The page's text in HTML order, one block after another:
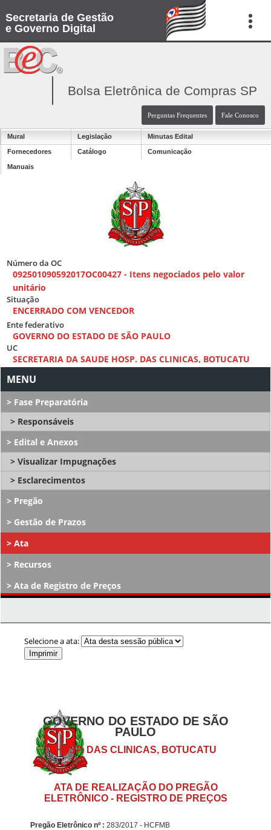
Secretaria de Gestão
e Governo Digital
Bolsa Eletrônica de Compras SP
Perguntas Frequentes Fale Conosco
Mural Legislação Minutas Edital
Fornecedores Catálogo Comunicação
Manuais
Número da OC
092501090592017OC00427 - Itens negociados pelo valor
unitário
Situação
ENCERRADO COM VENCEDOR
Ente federativo
GOVERNO DO ESTADO DE SÃO PAULO
UC
SECRETARIA DA SAUDE HOSP. DAS CLINICAS, BOTUCATU
Fase Preparatória
Responsáveis
Edital e Anexos
Visualizar Impugnações
Esclarecimentos
Pregão
Gestão de Prazos
Ata
Recursos
Ata de Registro de Preços
Selecione a ata:
GOVERNO DO ESTADO DE SÃO
PAULO
HOSP. DAS CLINICAS, BOTUCATU
ATA DE REALIZAÇÃO DO PREGÃO
ELETRÔNICO - REGISTRO DE PREÇOS
Pregão Eletrônico nº : 283/2017 - HCFMB